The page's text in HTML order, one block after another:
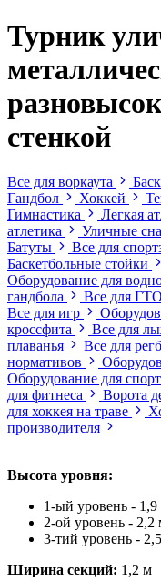
Турник
стенкой
Все для воркаута
Гандбол
Хоккей
Гимнастика
Легкая
атлетика
Уличные
Батуты
Все для
Баскетбольные стойки
Оборудование для
гандбола
Все для ГТО
Все для игр
кроссфита
Все для
плаванья
Все для
нормативов
Оборудование для
для фитнеса
Ворота
для хоккея на траве
производителя
Высота уровня:
1-ый уровень -
2-ой уровень - 2,2
3-тий уровень -
Ширина секций: 1,2 м